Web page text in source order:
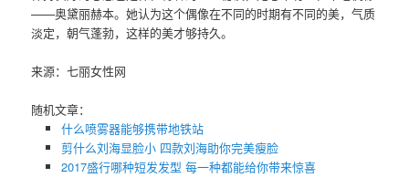
——奥黛丽赫本。她认为这个偶像在不同的时期有不同的美，气质
淡定，朝气蓬勃，这样的美才够持久。
来源：七丽女性网
随机文章：
什么喷雾器能够携带地铁站
剪什么刘海显脸小 四款刘海助你完美瘦脸
2017盛行哪种短发发型 每一种都能给你带来惊喜